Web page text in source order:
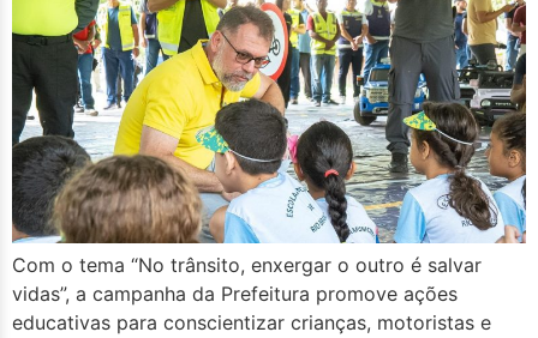
Com o tema “No trânsito, enxergar o outro é salvar
vidas”, a campanha da Prefeitura promove ações
educativas para conscientizar crianças, motoristas e